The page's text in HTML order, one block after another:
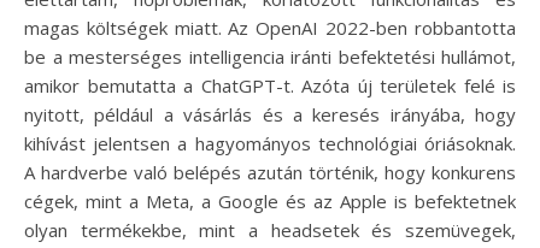
magas költségek miatt. Az OpenAI 2022-ben robbantotta
be a mesterséges intelligencia iránti befektetési hullámot,
amikor bemutatta a ChatGPT-t. Azóta új területek felé is
nyitott, például a vásárlás és a keresés irányába, hogy
kihívást jelentsen a hagyományos technológiai óriásoknak.
A hardverbe való belépés azután történik, hogy konkurens
cégek, mint a Meta, a Google és az Apple is befektetnek
olyan termékekbe, mint a headsetek és szemüvegek,